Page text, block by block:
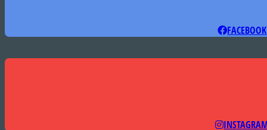
FACEBOOK